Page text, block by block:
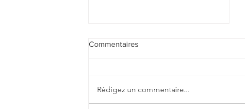
Commentaires
Rédigez un commentaire...